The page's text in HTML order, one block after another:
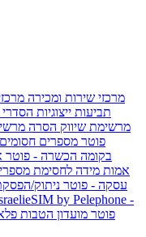
מרכזי שירות ומכירה
תביעות ייצוגיות הסדרי
מרשימת שיווק הסרה
פוטר מספרים
בקומה הכשרה - פוטר
אמות מידה לחסימת
עסקה - פוטר ניתוק/
by Pelephone -
פוטר מועדון הטבות